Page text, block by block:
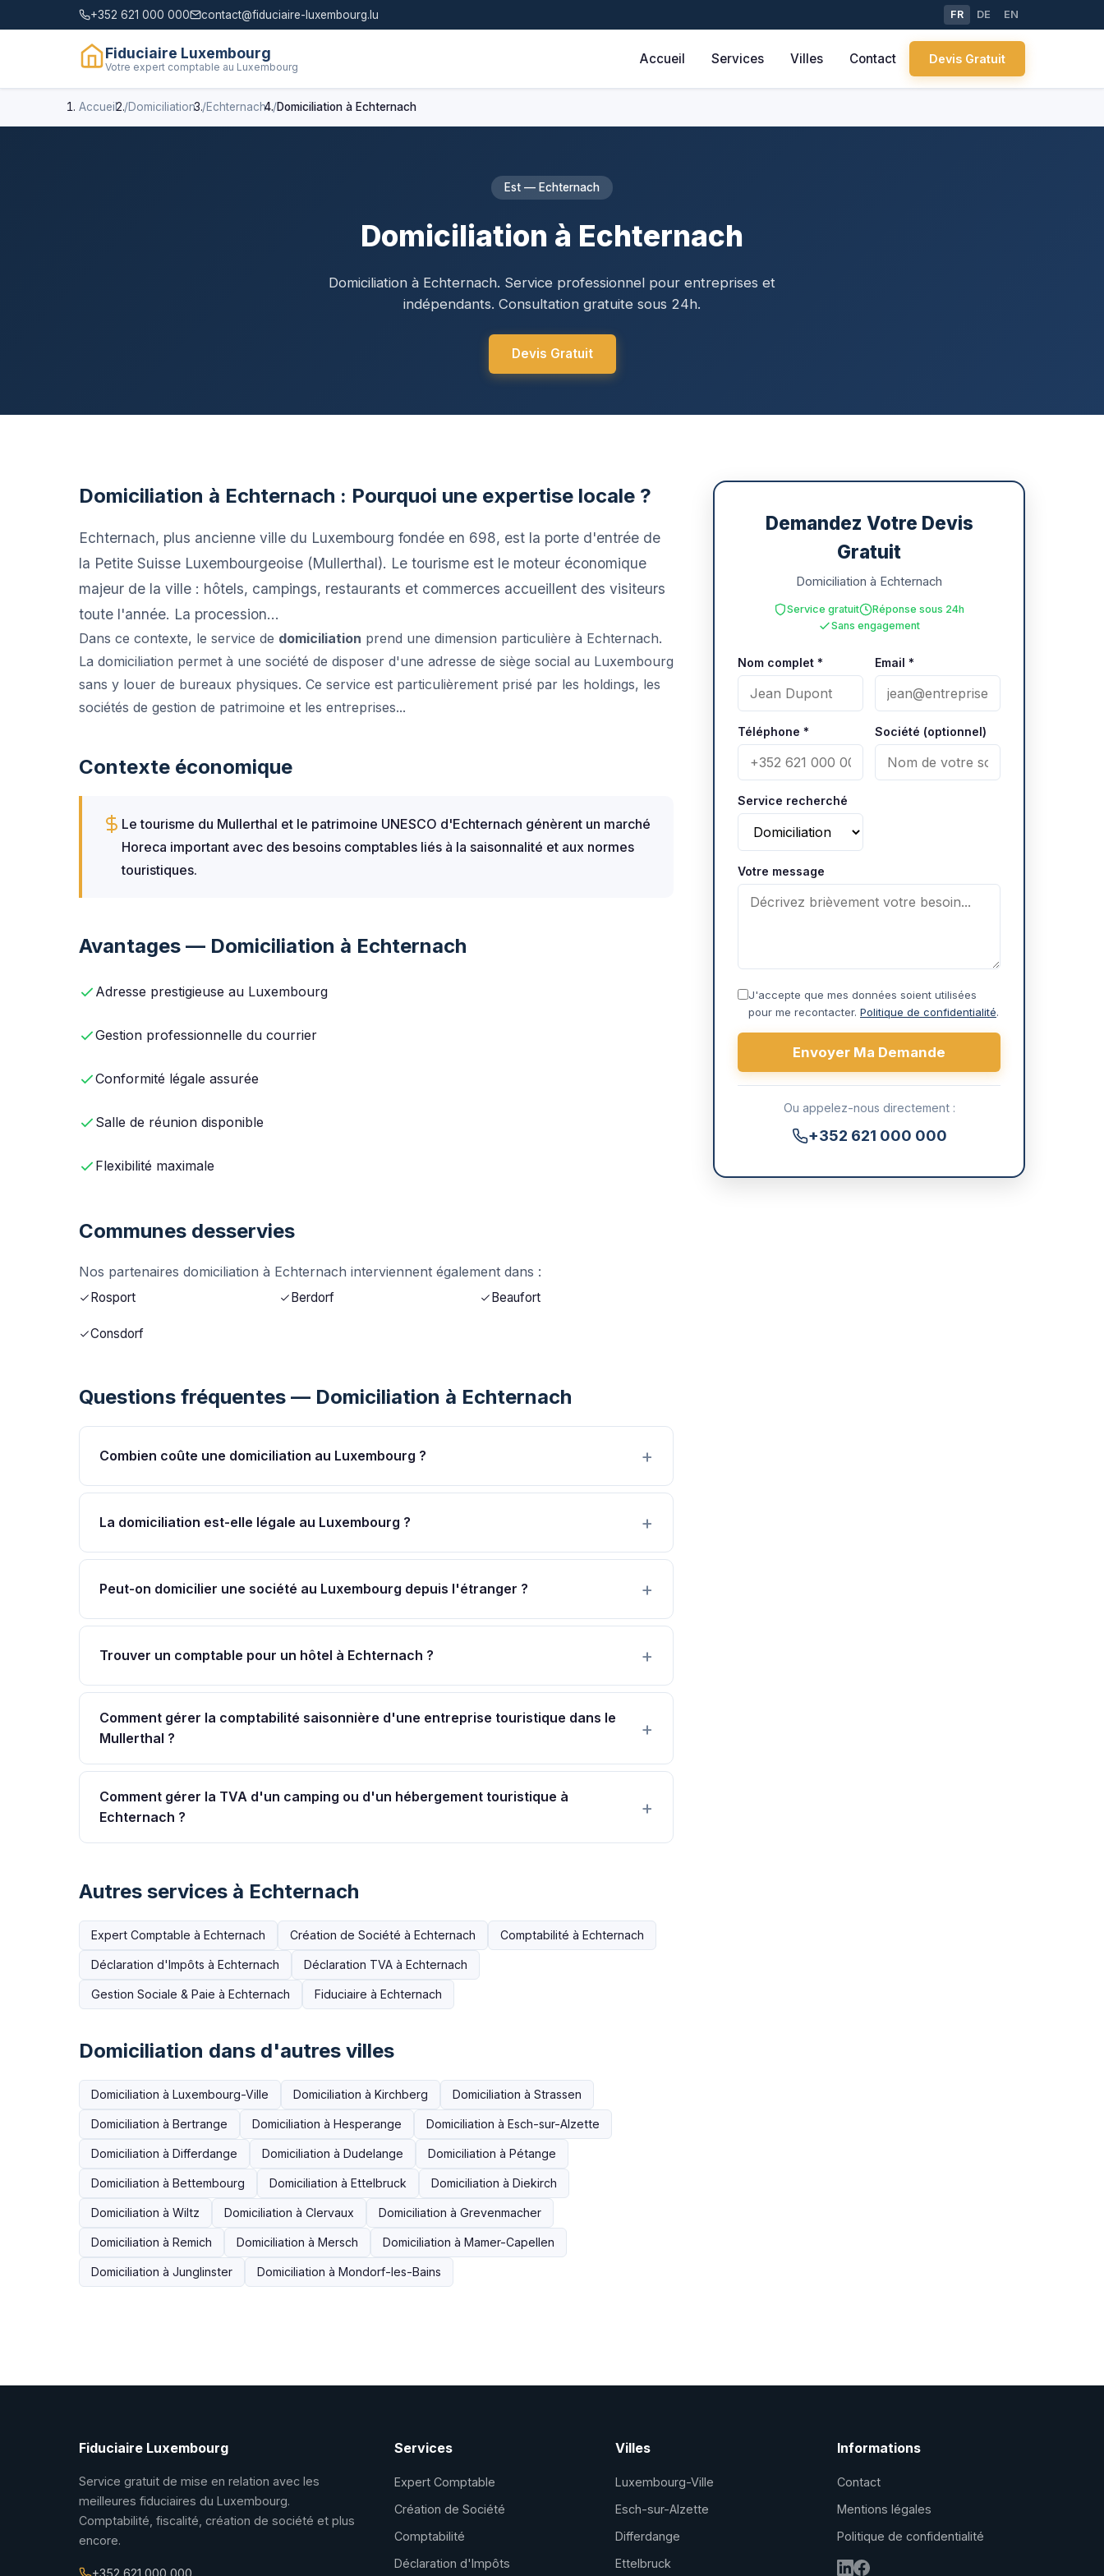
+352 621 000 000 contact@fiduciaire-luxembourg.lu FR DE EN
Fiduciaire Luxembourg
Votre expert comptable au Luxembourg
Accueil Services Villes Contact Devis Gratuit
Accueil Domiciliation Echternach Domiciliation à Echternach
Est — Echternach
Domiciliation à Echternach
Domiciliation à Echternach. Service professionnel pour entreprises et
indépendants. Consultation gratuite sous 24h.
Devis Gratuit
Domiciliation à Echternach : Pourquoi une expertise locale ?
Echternach, plus ancienne ville du Luxembourg fondée en 698, est la porte d'entrée de
la Petite Suisse Luxembourgeoise (Mullerthal). Le tourisme est le moteur économique
majeur de la ville : hôtels, campings, restaurants et commerces accueillent des visiteurs
toute l'année. La procession...
Dans ce contexte, le service de domiciliation prend une dimension particulière à Echternach.
La domiciliation permet à une société de disposer d'une adresse de siège social au Luxembourg
sans y louer de bureaux physiques. Ce service est particulièrement prisé par les holdings, les
sociétés de gestion de patrimoine et les entreprises...
Contexte économique
Le tourisme du Mullerthal et le patrimoine UNESCO d'Echternach génèrent un marché
Horeca important avec des besoins comptables liés à la saisonnalité et aux normes
touristiques.
Avantages — Domiciliation à Echternach
Adresse prestigieuse au Luxembourg
Gestion professionnelle du courrier
Conformité légale assurée
Salle de réunion disponible
Flexibilité maximale
Communes desservies
Nos partenaires domiciliation à Echternach interviennent également dans :
Rosport Berdorf Beaufort
Consdorf
Questions fréquentes — Domiciliation à Echternach
Combien coûte une domiciliation au Luxembourg ?
La domiciliation est-elle légale au Luxembourg ?
Peut-on domicilier une société au Luxembourg depuis l'étranger ?
Trouver un comptable pour un hôtel à Echternach ?
Comment gérer la comptabilité saisonnière d'une entreprise touristique dans le
Mullerthal ?
Comment gérer la TVA d'un camping ou d'un hébergement touristique à
Echternach ?
Autres services à Echternach
Expert Comptable à Echternach Création de Société à Echternach Comptabilité à Echternach
Déclaration d'Impôts à Echternach Déclaration TVA à Echternach
Gestion Sociale & Paie à Echternach Fiduciaire à Echternach
Domiciliation dans d'autres villes
Domiciliation à Luxembourg-Ville Domiciliation à Kirchberg Domiciliation à Strassen
Domiciliation à Bertrange Domiciliation à Hesperange Domiciliation à Esch-sur-Alzette
Domiciliation à Differdange Domiciliation à Dudelange Domiciliation à Pétange
Domiciliation à Bettembourg Domiciliation à Ettelbruck Domiciliation à Diekirch
Domiciliation à Wiltz Domiciliation à Clervaux Domiciliation à Grevenmacher
Domiciliation à Remich Domiciliation à Mersch Domiciliation à Mamer-Capellen
Domiciliation à Junglinster Domiciliation à Mondorf-les-Bains
Demandez Votre Devis
Gratuit
Domiciliation à Echternach
Service gratuit
Réponse sous 24h
Sans engagement
Nom complet * Email *
Téléphone * Société (optionnel)
Service recherché
Votre message
J'accepte que mes données soient utilisées
pour me recontacter. Politique de confidentialité.
Envoyer Ma Demande
Ou appelez-nous directement :
+352 621 000 000
Fiduciaire Luxembourg
Service gratuit de mise en relation avec les
meilleures fiduciaires du Luxembourg.
Comptabilité, fiscalité, création de société et plus
encore.
+352 621 000 000
Services
Expert Comptable
Création de Société
Comptabilité
Déclaration d'Impôts
Villes
Luxembourg-Ville
Esch-sur-Alzette
Differdange
Ettelbruck
Informations
Contact
Mentions légales
Politique de confidentialité